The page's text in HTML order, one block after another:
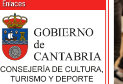
Enlaces